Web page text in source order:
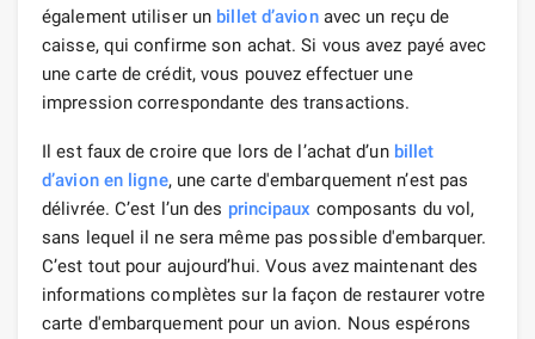
également utiliser un billet d’avionavec un reçu de
caisse, qui confirme son achat. Si vous avez payé avec
une carte de crédit, vous pouvez effectuer une
impression correspondante des transactions.
Il est faux de croire que lors de l’achat d’un billet
d’avion en ligne, une carte d'embarquement n’est pas
délivrée. C’est l’un des principaux composants du vol,
sans lequel il ne sera même pas possible d'embarquer.
C’est tout pour aujourd’hui. Vous avez maintenant des
informations complètes sur la façon de restaurer votre
carte d'embarquement pour un avion. Nous espérons